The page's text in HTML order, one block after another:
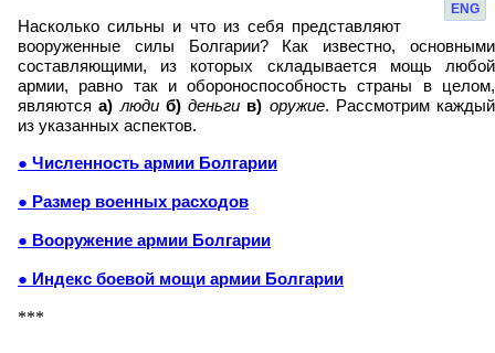
ENG
Насколько сильны и что из себя представляют
вооруженные силы Болгарии? Как известно, основными
составляющими, из которых складывается мощь любой
армии, равно так и обороноспособность страны в целом,
являютсяа) люди б) деньги в) оружие. Рассмотрим каждый
из указанных аспектов.
● Численность армии Болгарии
● Размер военных расходов
● Вооружение армии Болгарии
● Индекс боевой мощи армии Болгарии
***